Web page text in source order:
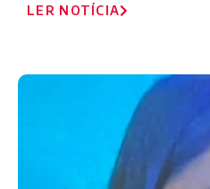
LER NOTÍCIA